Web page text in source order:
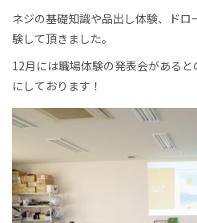
ネジの基礎知識や品出し体験、ド
験して頂きました。
12月には職場体験の発表会がある
にしております！